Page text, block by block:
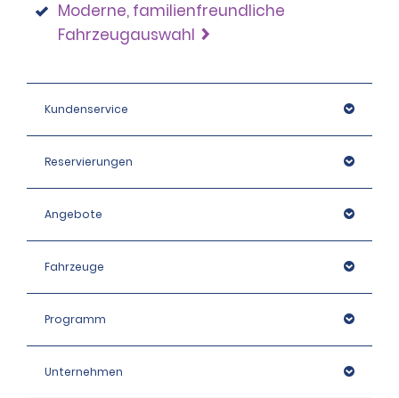
Moderne, familienfreundliche
Fahrzeugauswahl
Kundenservice
Reservierungen
Angebote
Fahrzeuge
Programm
Unternehmen